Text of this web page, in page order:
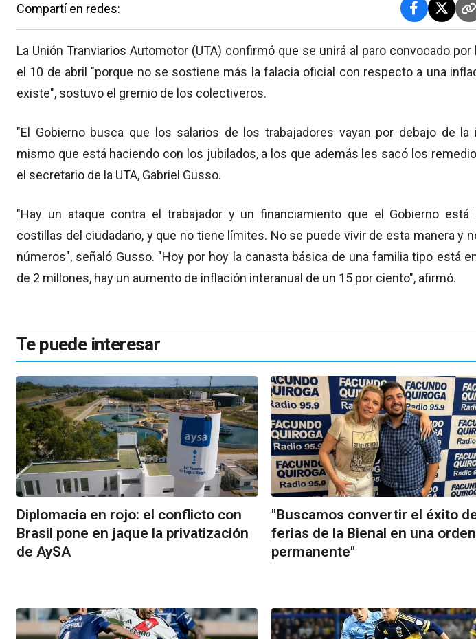
Compartí en redes:
La Unión Tranviarios Automotor (UTA) confirmó que se unirá al paro convocado por
el 10 de abril "porque no se sostiene más la falacia oficial con respecto a una
existe", sostuvo el gremio de los colectiveros.
"El Gobierno busca que los salarios de los trabajadores vayan por debajo de la
mismo que está haciendo con los jubilados, a los que además les sacó los
el secretario de la UTA, Gabriel Gusso.
"Hay un ataque contra el trabajador y un financiamiento que el Gobierno está
costillas del ciudadano, y que no tiene límites. No se puede vivir de esta manera y
números", señaló Gusso. "Hoy por hoy la canasta básica de una familia tipo está
de 2 millones, hay un aumento de inflación interanual de un 15 por ciento", afirmó.
Te puede interesar
Diplomacia en rojo: el conflicto con
Brasil pone en jaque la privatización
de AySA
"Buscamos convertir el éxito
ferias de la Bienal en una
permanente"